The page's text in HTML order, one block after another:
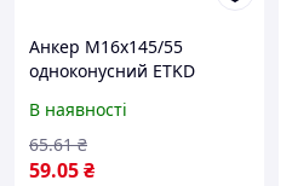
Анкер М16х145/55
одноконусний ETKD
В наявності
59.05₴
65.61 ₴